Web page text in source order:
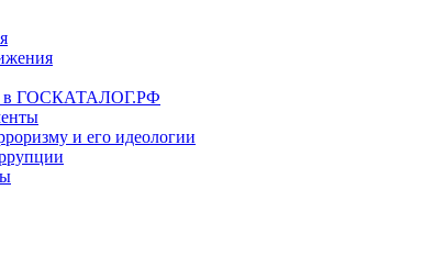
в ГОСКАТАЛОГ.РФ
и его идеологии